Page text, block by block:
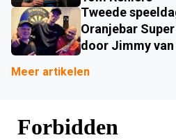
Tweede
Oranjebar
door Jimmy
Meer artikelen